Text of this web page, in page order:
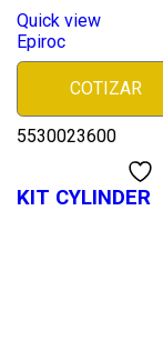
Quick view
Epiroc
COTIZAR
5530023600
KIT CYLINDER